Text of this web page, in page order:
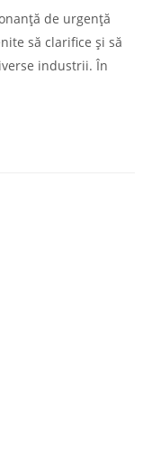
de urgență
să clarifice și să
industrii. În